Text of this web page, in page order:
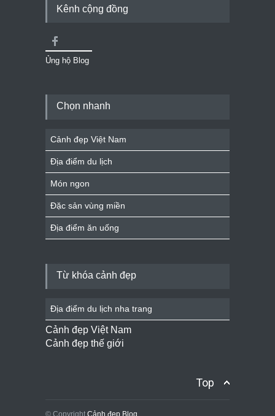
Kênh cộng đồng
Ủng hộ Blog
Chọn nhanh
Cảnh đẹp Việt Nam
Địa điểm du lịch
Món ngon
Đặc sản vùng miền
Địa điểm ăn uống
Từ khóa cảnh đẹp
Địa điểm du lịch nha trang
Cảnh đẹp Việt Nam
Cảnh đẹp thế giới
Top
© Copyright Cảnh đẹp Blog